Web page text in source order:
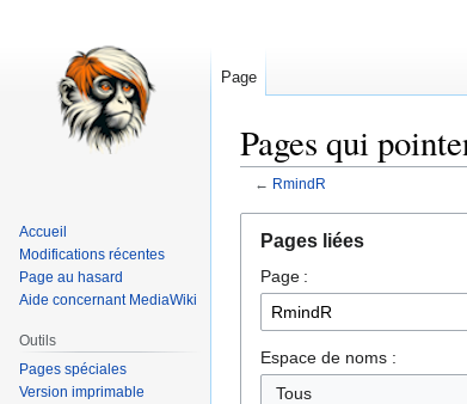
Pages qui
← RmindR
navigation
recherche
Pages liées
Page :
Espace de noms :
Tous
Page
Accueil
Modifications récentes
Page au hasard
Aide concernant MediaWiki
Outils
Pages spéciales
Version imprimable